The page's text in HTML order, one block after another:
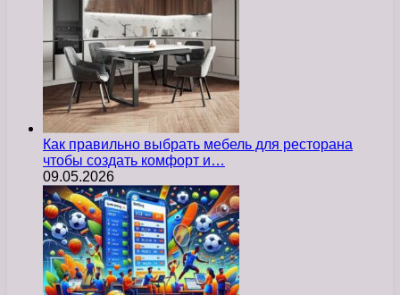
Как правильно выбрать мебель для ресторана
чтобы создать комфорт и…
09.05.2026